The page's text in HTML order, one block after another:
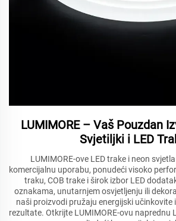
LUMIMORE – Vaš Pouzdan
Svjetiljki i LED
LUMIMORE-ove LED trake i neon
komercijalnu uporabu, ponudeći visoko
traku, COB trake i širok izbor LED
oznakama, unutarnjem osvjetljenju ili
naši proizvodi pružaju energijski učinkovite
rezultate. Otkrijte LUMIMORE-ovu naprednu